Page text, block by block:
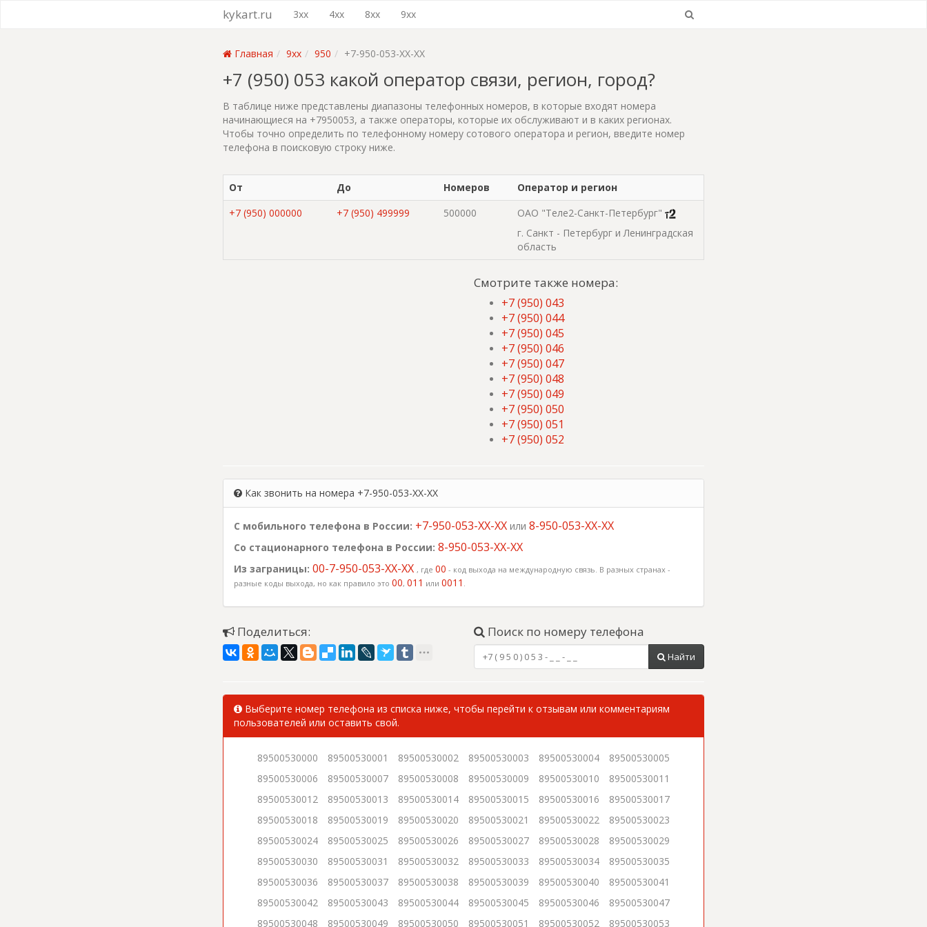
kykart.ru 3xx 4xx 8xx 9xx
Главная 9xx 950 +7-950-053-XX-XX
+7 (950) 053 какой оператор связи, регион, город?
В таблице ниже представлены диапазоны телефонных номеров, в которые входят номера
начинающиеся на +7950053, а также операторы, которые их обслуживают и в каких регионах.
Чтобы точно определить по телефонному номеру сотового оператора и регион, введите номер
телефона в поисковую строку ниже.
От До Номеров
Оператор и регион
+7 (950) 000000
+7 (950) 499999 500000
ОАО "Теле2-Санкт-Петербург"
г. Санкт - Петербург и Ленинградская
область
Смотрите также номера:
+7 (950) 043
+7 (950) 044
+7 (950) 045
+7 (950) 046
+7 (950) 047
+7 (950) 048
+7 (950) 049
+7 (950) 050
+7 (950) 051
+7 (950) 052
Как звонить на номера +7-950-053-XX-XX
С мобильного телефона в России: +7-950-053-XX-XX или 8-950-053-XX-XX
Со стационарного телефона в России: 8-950-053-XX-XX
Из заграницы: 00-7-950-053-XX-XX , где 00 - код выхода на международную связь. В разных странах -
разные коды выхода, но как правило это 00, 011 или 0011 .
Поделиться: Поиск по номеру телефона
Найти
Выберите номер телефона из списка ниже, чтобы перейти к отзывам или комментариям
пользователей или оставить свой.
89500530000 89500530001 89500530002 89500530003 89500530004
89500530005
89500530006
89500530007 89500530008 89500530009 89500530010
89500530011
89500530012
89500530013 89500530014 89500530015 89500530016
89500530017
89500530018
89500530019 89500530020 89500530021 89500530022
89500530023
89500530024
89500530025 89500530026 89500530027 89500530028
89500530029
89500530030
89500530031 89500530032 89500530033 89500530034
89500530035
89500530036
89500530037 89500530038 89500530039 89500530040
89500530041
89500530042
89500530043 89500530044 89500530045 89500530046
89500530047
89500530048
89500530049 89500530050 89500530051 89500530052 89500530053